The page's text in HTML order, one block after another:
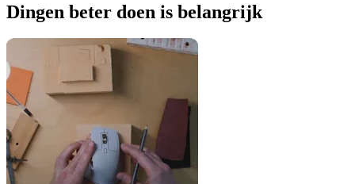
Dingen beter doen is belangrijk